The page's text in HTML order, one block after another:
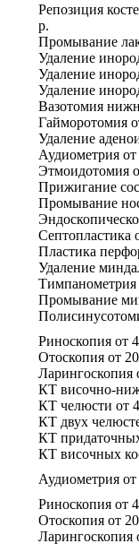
Репозиция
р.
Промывание
Удаление
Удаление
Удаление
Вазотомия
Гайморотомия
Удаление
Аудиометрия от
Этмоидотомия
Прижигание
Промывание
Септопластика
Пластика
Удаление
Тимпанометрия
Промывание
Риноскопия от
Отоскопия от
Ларингоскопия
КТ височно-
КТ челюсти от
КТ двух
КТ
КТ височных
Аудиометрия от
Риноскопия от
Отоскопия от
Ларингоскопия